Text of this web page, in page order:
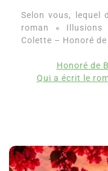
Selon vous, lequel
roman « Illusions
Colette – Honoré
Honoré de
Qui a écrit le